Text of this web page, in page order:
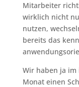
Mitarbeiter
wirklich nicht
nutzen,
bereits das
Wir haben ja im
Monat einen